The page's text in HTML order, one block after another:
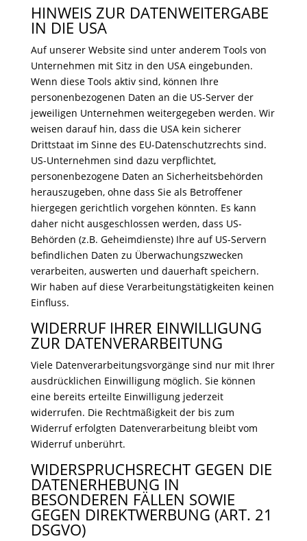
HINWEIS ZUR DATENWEITERGABE
IN DIE USA
Auf unserer Website sind unter anderem Tools von
Unternehmen mit Sitz in den USA eingebunden.
Wenn diese Tools aktiv sind, können Ihre
personenbezogenen Daten an die US-Server der
jeweiligen Unternehmen weitergegeben werden. Wir
weisen darauf hin, dass die USA kein sicherer
Drittstaat im Sinne des EU-Datenschutzrechts sind.
US-Unternehmen sind dazu verpflichtet,
personenbezogene Daten an Sicherheitsbehörden
herauszugeben, ohne dass Sie als Betroffener
hiergegen gerichtlich vorgehen könnten. Es kann
daher nicht ausgeschlossen werden, dass US-
Behörden (z.B. Geheimdienste) Ihre auf US-Servern
befindlichen Daten zu Überwachungszwecken
verarbeiten, auswerten und dauerhaft speichern.
Wir haben auf diese Verarbeitungstätigkeiten keinen
Einfluss.
WIDERRUF IHRER EINWILLIGUNG
ZUR DATENVERARBEITUNG
Viele Datenverarbeitungsvorgänge sind nur mit Ihrer
ausdrücklichen Einwilligung möglich. Sie können
eine bereits erteilte Einwilligung jederzeit
widerrufen. Die Rechtmäßigkeit der bis zum
Widerruf erfolgten Datenverarbeitung bleibt vom
Widerruf unberührt.
WIDERSPRUCHSRECHT GEGEN DIE
DATENERHEBUNG IN
BESONDEREN FÄLLEN SOWIE
GEGEN DIREKTWERBUNG (ART. 21
DSGVO)